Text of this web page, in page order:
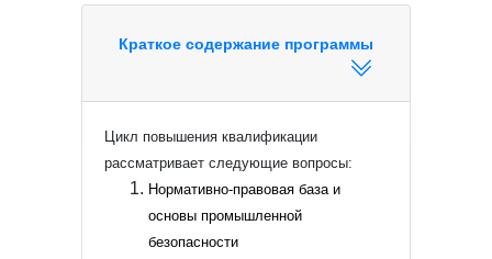
Краткое содержание программы
Цикл повышения квалификации
рассматривает следующие вопросы:
Нормативно‑правовая база и
основы промышленной
безопасности